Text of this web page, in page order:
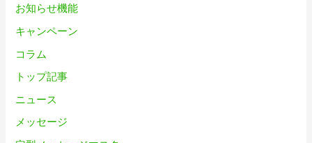
お知らせ機能
キャンペーン
コラム
トップ記事
ニュース
メッセージ